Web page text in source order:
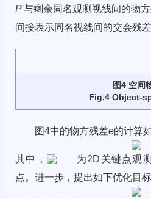
P′与剩余同名观测视线间的物
间接表示同名视线间的交会残差
图4 空间
Fig.4 Object-
图4中的物方残差e的计算
其中，
为2D关键点观
点。进一步，提出如下优化目标